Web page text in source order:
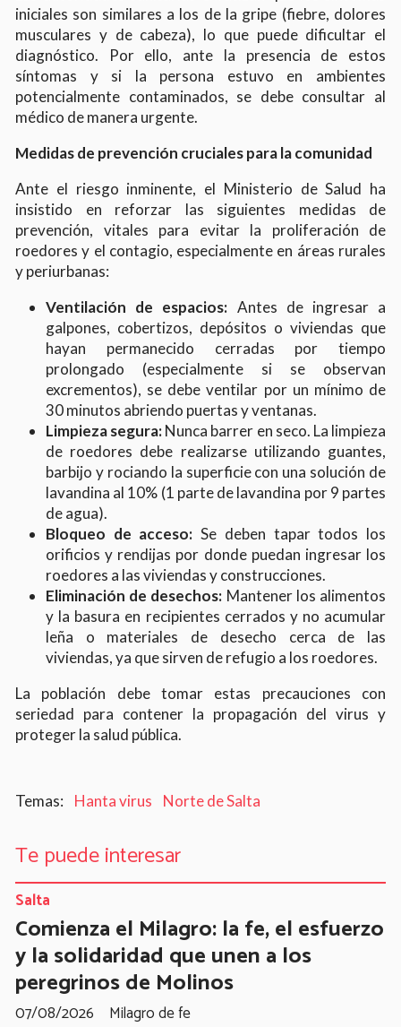
iniciales son similares a los de la gripe (fiebre, dolores
musculares y de cabeza), lo que puede dificultar el
diagnóstico. Por ello, ante la presencia de estos
síntomas y si la persona estuvo en ambientes
potencialmente contaminados, se debe consultar al
médico de manera urgente.
Medidas de prevención cruciales para la comunidad
Ante el riesgo inminente, el Ministerio de Salud ha
insistido en reforzar las siguientes medidas de
prevención, vitales para evitar la proliferación de
roedores y el contagio, especialmente en áreas rurales
y periurbanas:
Ventilación de espacios: Antes de ingresar a
galpones, cobertizos, depósitos o viviendas que
hayan permanecido cerradas por tiempo
prolongado (especialmente si se observan
excrementos), se debe ventilar por un mínimo de
30 minutos abriendo puertas y ventanas.
Limpieza segura:Nunca barrer en seco. La limpieza
de roedores debe realizarse utilizando guantes,
barbijo y rociando la superficie con una solución de
lavandina al 10% (1 parte de lavandina por 9 partes
de agua).
Bloqueo de acceso: Se deben tapar todos los
orificios y rendijas por donde puedan ingresar los
roedores a las viviendas y construcciones.
Eliminación de desechos: Mantener los alimentos
y la basura en recipientes cerrados y no acumular
leña o materiales de desecho cerca de las
viviendas, ya que sirven de refugio a los roedores.
La población debe tomar estas precauciones con
seriedad para contener la propagación del virus y
proteger la salud pública.
Hanta virus Norte de Salta
Te puede interesar
Comienza el Milagro: la fe, el esfuerzo
y la solidaridad que unen a los
peregrinos de Molinos
Milagro de fe
Salta
07/08/2026